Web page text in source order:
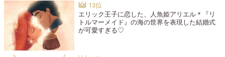
エリック王子に恋した、人魚姫アリエル＊『リ
トルマーメイド』の海の世界を表現した結婚式
が可愛すぎる♡